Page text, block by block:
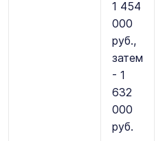
1 454
000
руб.,
затем
- 1
632
000
руб.